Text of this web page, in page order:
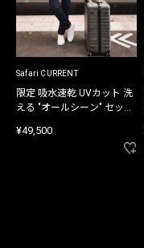
Safari CURRENT
限定 吸水速乾 UVカット 洗
える "オールシーン" セット
¥49,500